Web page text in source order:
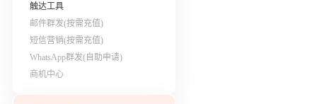
触达工具
邮件群发(按需充值)
短信营销(按需充值)
WhatsApp群发(自助申请)
商机中心